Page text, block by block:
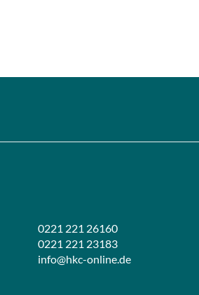
0221 221 26160
0221 221 23183
info@hkc-online.de